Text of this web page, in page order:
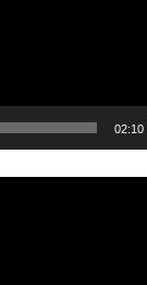
02:10